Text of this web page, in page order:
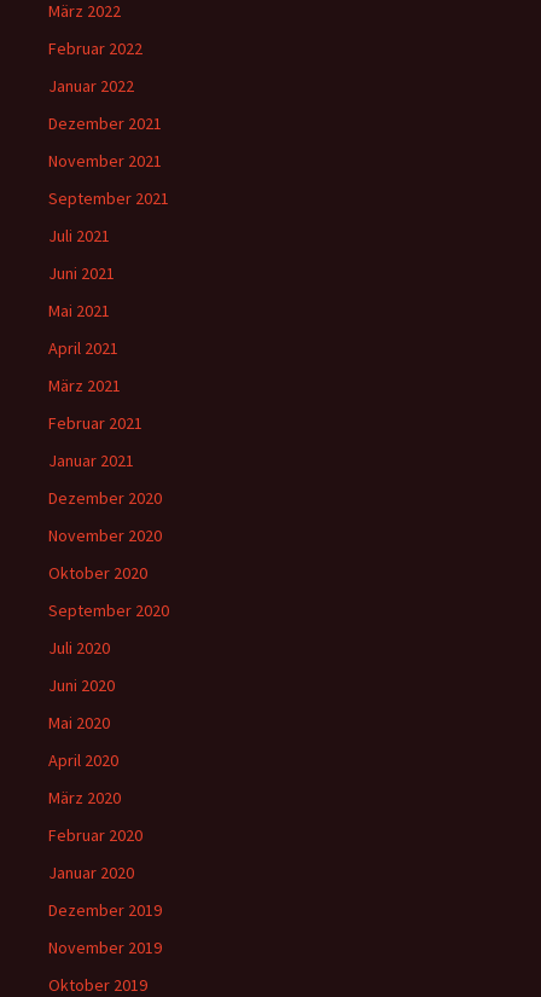
März 2022
Februar 2022
Januar 2022
Dezember 2021
November 2021
September 2021
Juli 2021
Juni 2021
Mai 2021
April 2021
März 2021
Februar 2021
Januar 2021
Dezember 2020
November 2020
Oktober 2020
September 2020
Juli 2020
Juni 2020
Mai 2020
April 2020
März 2020
Februar 2020
Januar 2020
Dezember 2019
November 2019
Oktober 2019